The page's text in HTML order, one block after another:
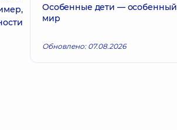
Особенные дети — особенный
мир
Обновлено: 07.08.2026